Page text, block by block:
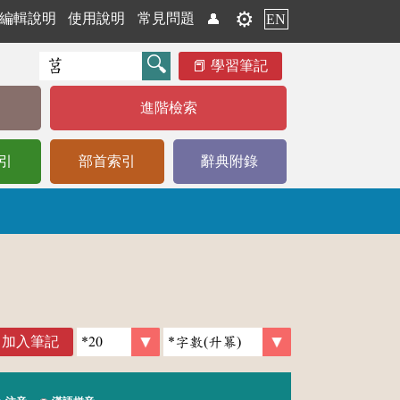
編輯說明 使用說明 常見問題 👤 ⚙️ EN
學習筆記
進階檢索
部首索引 辭典附錄
加入筆記